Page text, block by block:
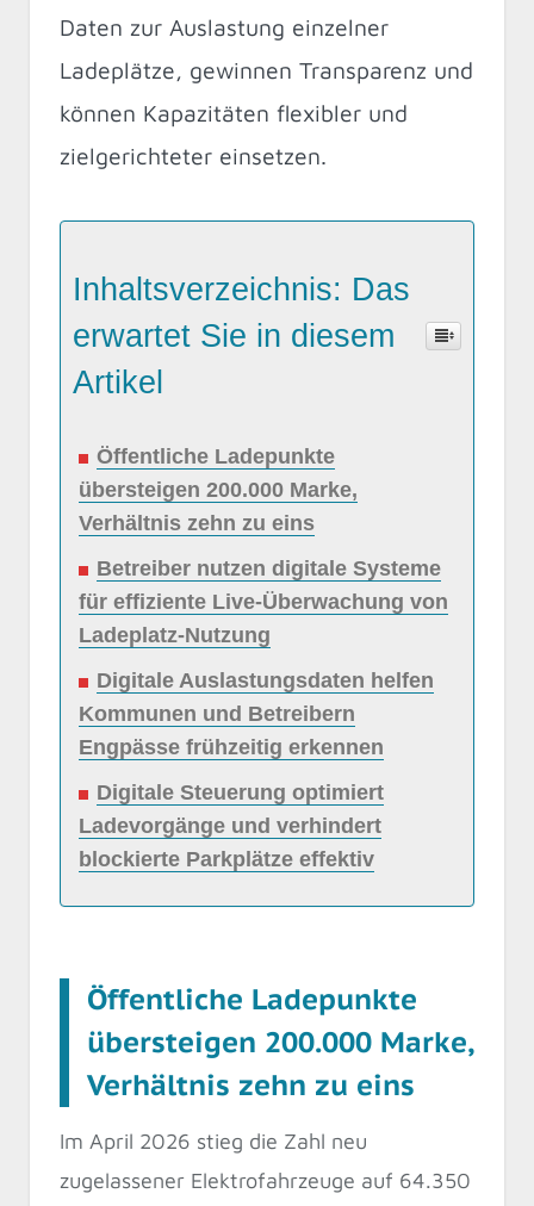
Daten zur Auslastung einzelner
Ladeplätze, gewinnen Transparenz und
können Kapazitäten flexibler und
zielgerichteter einsetzen.
Inhaltsverzeichnis: Das
erwartet Sie in diesem
Artikel
Öffentliche Ladepunkte
übersteigen 200.000 Marke,
Verhältnis zehn zu eins
Betreiber nutzen digitale Systeme
für effiziente Live-Überwachung von
Ladeplatz-Nutzung
Digitale Auslastungsdaten helfen
Kommunen und Betreibern
Engpässe frühzeitig erkennen
Digitale Steuerung optimiert
Ladevorgänge und verhindert
blockierte Parkplätze effektiv
Öffentliche Ladepunkte
übersteigen 200.000 Marke,
Verhältnis zehn zu eins
Im April 2026 stieg die Zahl neu
zugelassener Elektrofahrzeuge auf 64.350